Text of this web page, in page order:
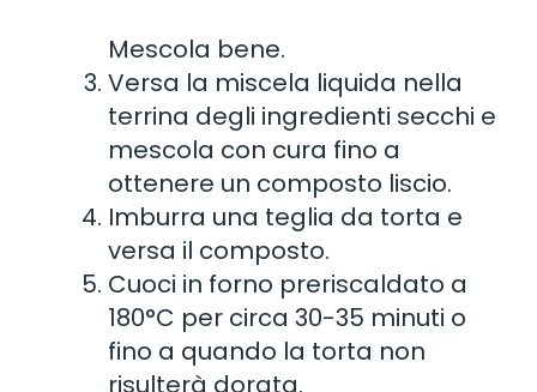
Mescola bene.
Versa la miscela liquida nella
terrina degli ingredienti secchi e
mescola con cura fino a
ottenere un composto liscio.
Imburra una teglia da torta e
versa il composto.
Cuoci in forno preriscaldato a
180°C per circa 30-35 minuti o
fino a quando la torta non
risulterà dorata.